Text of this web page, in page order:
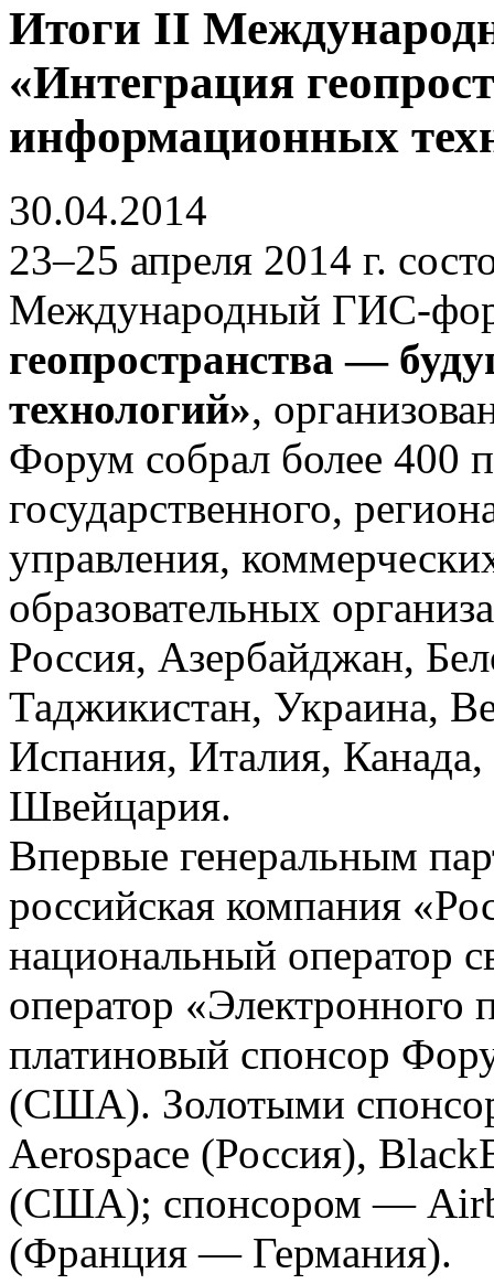
Итоги II
«Интеграция
информационных
30.04.2014
23–25 апреля 2014 г.
Международный ГИС-
геопространства ―
технологий»,
Форум собрал более 400
государственного,
управления,
образовательных
Россия, Азербайджан,
Таджикистан, Украина,
Испания, Италия,
Швейцария.
Впервые генеральным
российская компания
национальный оператор
оператор «Электронного
платиновый спонсор
(США). Золотыми
Aerospace (Россия),
(США); спонсором —
(Франция — Германия).